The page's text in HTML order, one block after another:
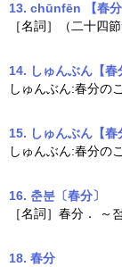
13. chūnfēn 【春分
［名詞］（二十四節
14. しゅんぶん【春
しゅんぶん:春分の
15. しゅんぶん【春
しゅんぶん:春分の
16. 춘분 〔春分〕
［名詞］ 春分 ． ～
18. 春分